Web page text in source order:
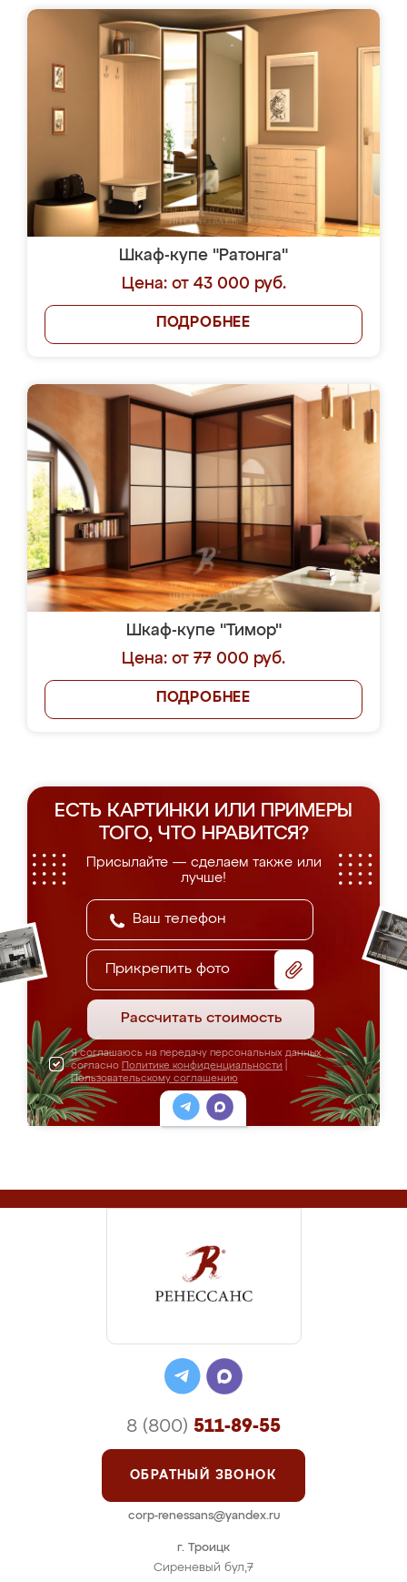
Шкаф-купе "Ратонга"
Цена: от 43 000 руб.
ПОДРОБНЕЕ
Шкаф-купе "Тимор"
Цена: от 77 000 руб.
ПОДРОБНЕЕ
ЕСТЬ КАРТИНКИ ИЛИ ПРИМЕРЫ
ТОГО, ЧТО НРАВИТСЯ?
Присылайте — сделаем также или
лучше!
Прикрепить фото
Рассчитать стоимость
Я соглашаюсь на передачу персональных данных
согласно Политике конфиденциальности
Пользовательскому соглашению
г. Троицк
Сиреневый бул,7
8 (800) 511-89-55
ОБРАТНЫЙ ЗВОНОК
corp-renessans@yandex.ru